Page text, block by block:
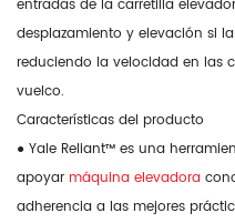
entradas de la carretilla
desplazamiento y elevación si
reduciendo la velocidad en las
vuelco.
Características del producto
● Yale Reliant™ es una
apoyar máquina elevadora
adherencia a las mejores